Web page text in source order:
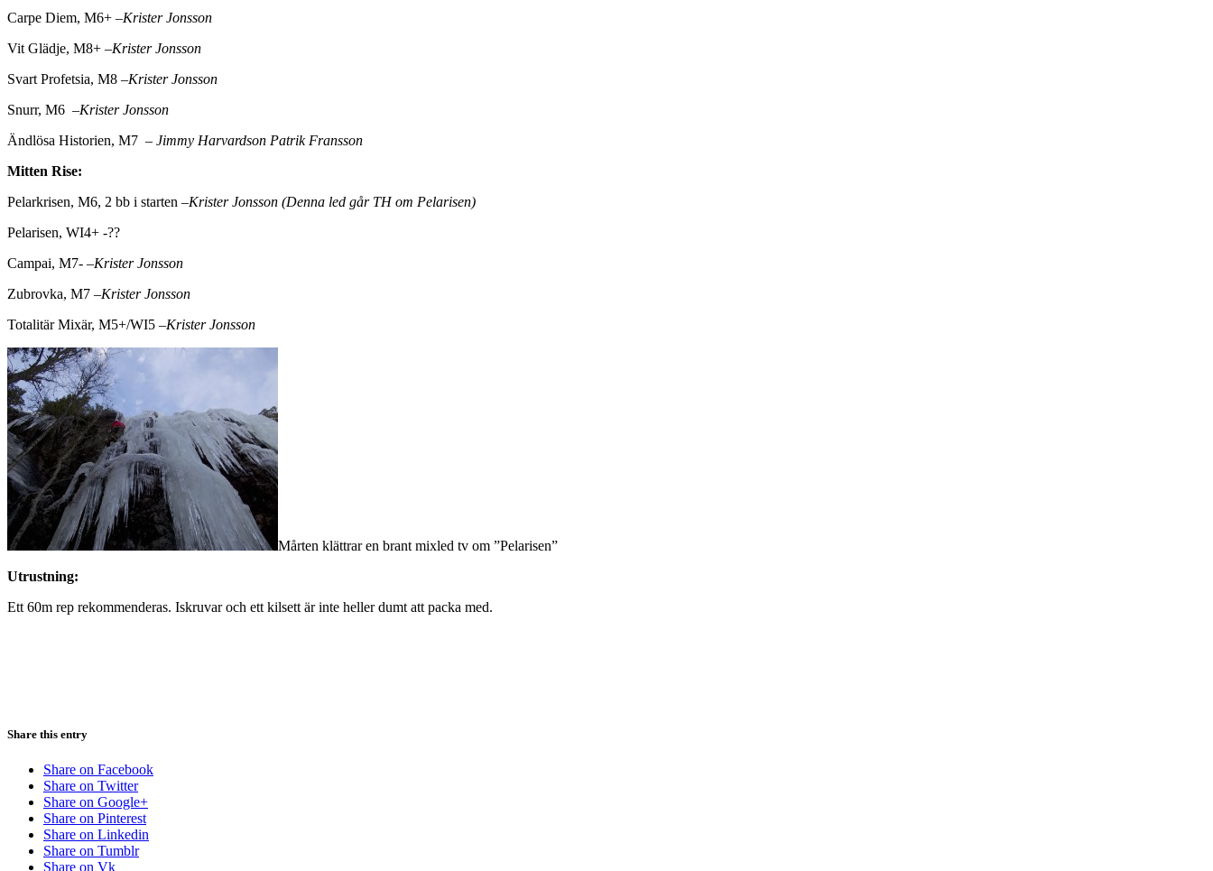
Carpe Diem, M6+ –Krister Jonsson
Vit Glädje, M8+ –Krister Jonsson
Svart Profetsia, M8 –Krister Jonsson
Snurr, M6 –Krister Jonsson
Ändlösa Historien, M7 – Jimmy Harvardson Patrik Fransson
Mitten Rise:
Pelarkrisen, M6, 2 bb i starten –Krister Jonsson (Denna led går TH om Pelarisen)
Pelarisen, WI4+ -??
Campai, M7- –Krister Jonsson
Zubrovka, M7 –Krister Jonsson
Totalitär Mixär, M5+/WI5 –Krister Jonsson
Mårten klättrar en brant mixled tv om ”Pelarisen”
Utrustning:
Ett 60m rep rekommenderas. Iskruvar och ett kilsett är inte heller dumt att packa med.
Share this entry
Share on Facebook
Share on Twitter
Share on Google+
Share on Pinterest
Share on Linkedin
Share on Tumblr
Share on Vk